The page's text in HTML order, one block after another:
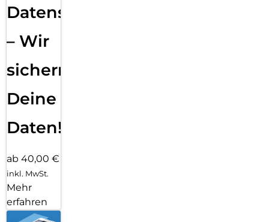
Datensicherung
– Wir
sichern
Deine
Daten!
ab 40,00 €
inkl. MwSt.
Mehr
erfahren